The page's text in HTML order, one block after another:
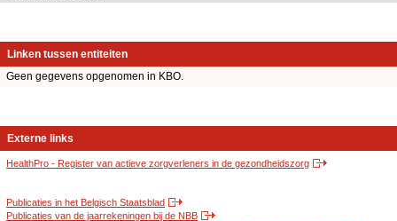
Linken tussen entiteiten
Geen gegevens opgenomen in KBO.
Externe links
HealthPro - Register van actieve zorgverleners in de gezondheidszorg
Publicaties in het Belgisch Staatsblad
Publicaties van de jaarrekeningen bij de NBB